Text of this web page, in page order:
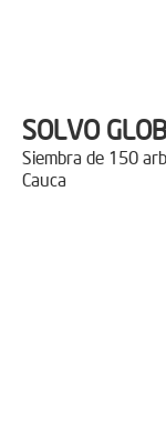
SOLVO
Siembra de 150
Cauca